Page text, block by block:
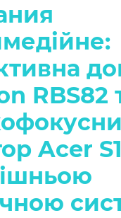
RBS82
Acer